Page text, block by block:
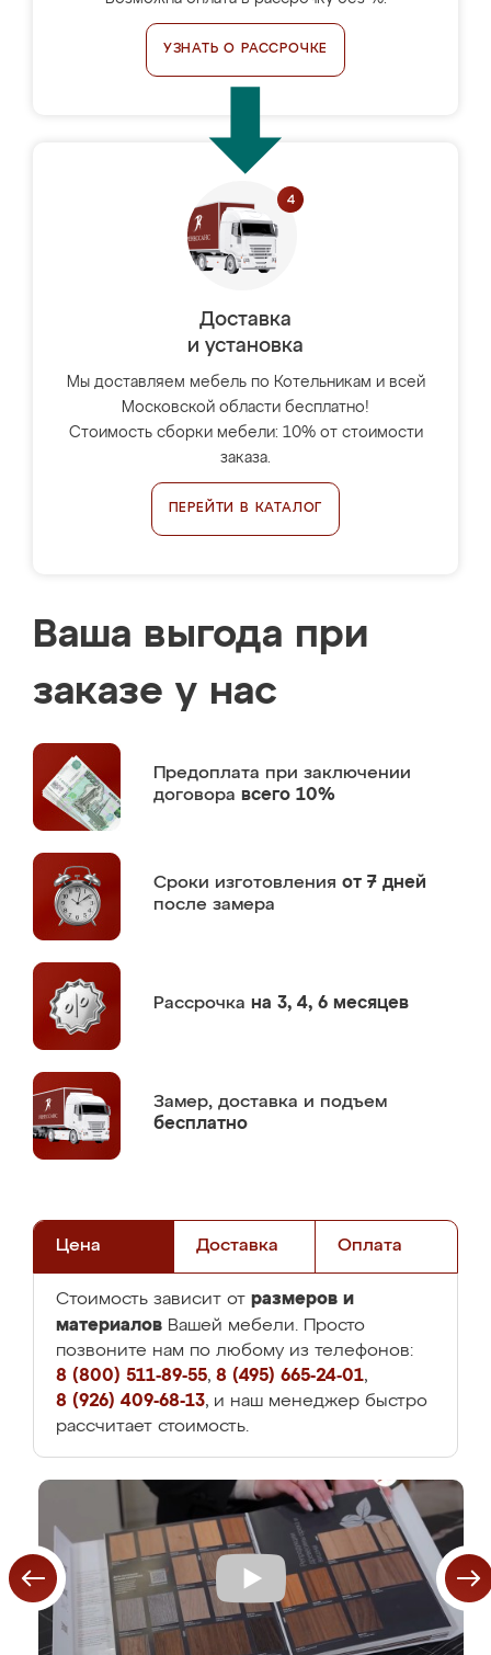
УЗНАТЬ О РАССРОЧКЕ
Доставка
и установка
Мы доставляем мебель по Котельникам и всей
Московской области бесплатно!
Стоимость сборки мебели: 10% от стоимости
заказа.
ПЕРЕЙТИ В КАТАЛОГ
Ваша выгода при
заказе у нас
Предоплата при заключении
договора всего 10%
Сроки изготовления от 7 дней
после замера
Рассрочка на 3, 4, 6 месяцев
Замер, доставка и подъем
бесплатно
Цена Доставка Оплата
Стоимость зависит от размеров и
материалов Вашей мебели. Просто
позвоните нам по любому из телефонов:
8 (800) 511-89-55, 8 (495) 665-24-01,
8 (926) 409-68-13, и наш менеджер быстро
рассчитает стоимость.